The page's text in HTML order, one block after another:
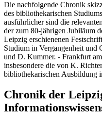
Die nachfolgende Chronik
des bibliothekarischen
ausführlicher sind die
der zum 80-jährigen Jubiläum
Leipzig erschienenen
Studium in Vergangenheit und
und D. Kummer. - Frankfurt
insbesondere die von K.
bibliothekarischen Ausbildung
Chronik der